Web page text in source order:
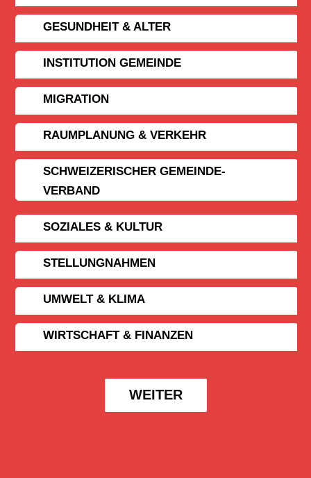
GESUNDHEIT & ALTER
INSTITUTION GEMEINDE
MIGRATION
RAUMPLANUNG & VERKEHR
SCHWEIZERISCHER GEMEINDE­
VERBAND
SOZIALES & KULTUR
STELLUNGNAHMEN
UMWELT & KLIMA
WIRTSCHAFT & FINANZEN
WEITER